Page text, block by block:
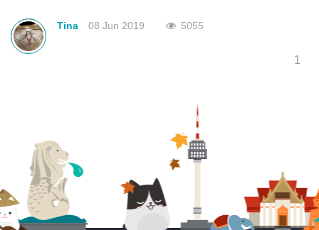
景色，同樣令人讚嘆。
Tina 08 Jun 2019 5055
1